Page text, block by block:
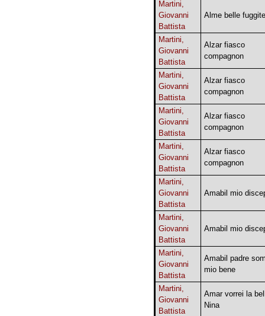
Martini,
Giovanni
Battista
Alme belle fuggite
Martini,
Giovanni
Battista
Alzar fiasco
compagnon
Martini,
Giovanni
Battista
Alzar fiasco
compagnon
Martini,
Giovanni
Battista
Alzar fiasco
compagnon
Martini,
Giovanni
Battista
Alzar fiasco
compagnon
Martini,
Giovanni
Battista
Amabil mio
Martini,
Giovanni
Battista
Amabil mio
Martini,
Giovanni
Battista
Amabil padre
mio bene
Martini,
Giovanni
Battista
Amar vorrei la
Nina